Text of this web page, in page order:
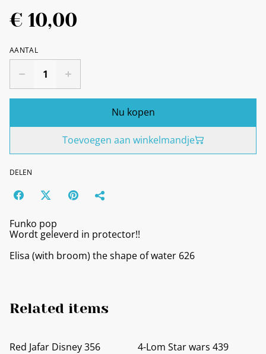
€ 10,00
AANTAL
Nu kopen
Toevoegen aan winkelmandje
DELEN
Funko pop
Wordt geleverd in protector!!
Elisa (with broom) the shape of water 626
Related items
Red Jafar Disney 356
4-Lom Star wars 439